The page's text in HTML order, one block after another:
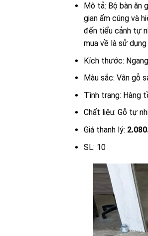
Mô tả: Bộ bàn ăn
gian ấm cúng và
đến tiểu cảnh tự
mua về là sử dụng
Kích thước:
Màu sắc: Vân gỗ
Tình trạng: Hàng
Chất liệu: Gỗ tự
Giá thanh lý:
SL: 10